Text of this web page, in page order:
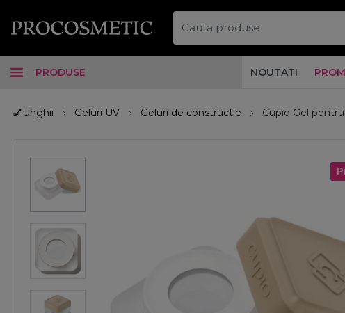
PRODUSE NOUTATI
💅Unghii Geluri UV Geluri de constructie Cupio Gel